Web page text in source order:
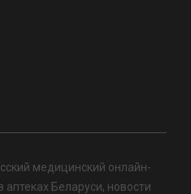
медицинский онлайн-
аптеках Беларуси, новости